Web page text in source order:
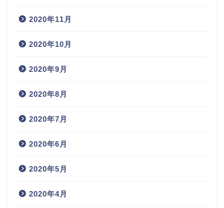
2020年11月
2020年10月
2020年9月
2020年8月
2020年7月
2020年6月
2020年5月
2020年4月